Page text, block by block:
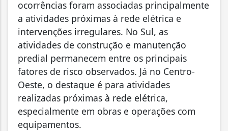
ocorrências foram associadas principalmente
a atividades próximas à rede elétrica e
intervenções irregulares. No Sul, as
atividades de construção e manutenção
predial permanecem entre os principais
fatores de risco observados. Já no Centro-
Oeste, o destaque é para atividades
realizadas próximas à rede elétrica,
especialmente em obras e operações com
equipamentos.